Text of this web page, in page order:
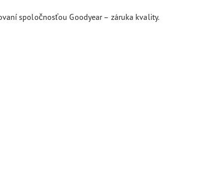
spoločnosťou Goodyear – záruka kvality.